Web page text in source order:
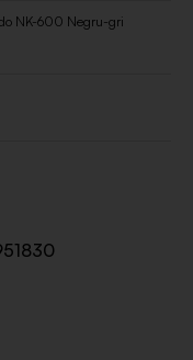
NK-600 Negru-gri